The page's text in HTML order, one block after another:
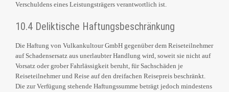
Verschuldens eines Leistungsträgers verantwortlich ist.
10.4 Deliktische Haftungsbeschränkung
Die Haftung von Vulkankultour GmbH gegenüber dem Reiseteilnehmer
auf Schadensersatz aus unerlaubter Handlung wird, soweit sie nicht auf
Vorsatz oder grober Fahrlässigkeit beruht, für Sachschäden je
Reiseteilnehmer und Reise auf den dreifachen Reisepreis beschränkt.
Die zur Verfügung stehende Haftungssumme beträgt jedoch mindestens